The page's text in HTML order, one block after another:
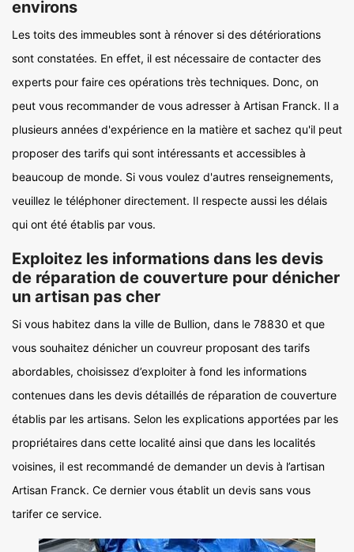
environs
Les toits des immeubles sont à rénover si des détériorations
sont constatées. En effet, il est nécessaire de contacter des
experts pour faire ces opérations très techniques. Donc, on
peut vous recommander de vous adresser à Artisan Franck. Il a
plusieurs années d'expérience en la matière et sachez qu'il peut
proposer des tarifs qui sont intéressants et accessibles à
beaucoup de monde. Si vous voulez d'autres renseignements,
veuillez le téléphoner directement. Il respecte aussi les délais
qui ont été établis par vous.
Exploitez les informations dans les devis
de réparation de couverture pour dénicher
un artisan pas cher
Si vous habitez dans la ville de Bullion, dans le 78830 et que
vous souhaitez dénicher un couvreur proposant des tarifs
abordables, choisissez d’exploiter à fond les informations
contenues dans les devis détaillés de réparation de couverture
établis par les artisans. Selon les explications apportées par les
propriétaires dans cette localité ainsi que dans les localités
voisines, il est recommandé de demander un devis à l’artisan
Artisan Franck. Ce dernier vous établit un devis sans vous
tarifer ce service.